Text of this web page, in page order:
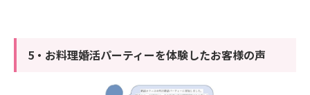
5・お料理婚活パーティーを体験したお客様の声